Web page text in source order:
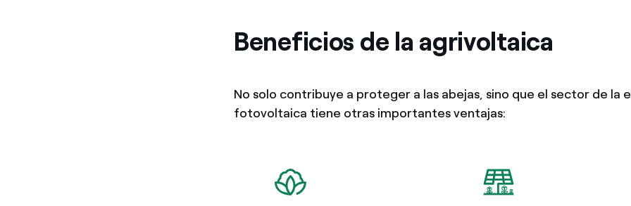
Beneficios de la agrivoltaica
No solo contribuye a proteger a las abejas, sino que el sector de la
fotovoltaica tiene otras importantes ventajas: